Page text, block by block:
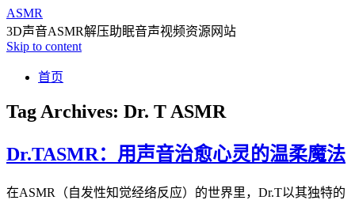
ASMR
3D声音ASMR解压助眠音声视频资源网站
Skip to content
首页
Tag Archives: Dr. T ASMR
Dr.TASMR：用声音治愈心灵的温柔魔法
在ASMR（自发性知觉经络反应）的世界里，Dr.T以其独特的